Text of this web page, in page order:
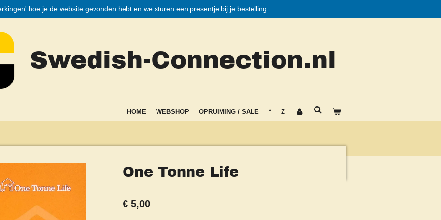
hoe je de website gevonden hebt en we sturen een presentje bij je bestelling
Swedish-Connection.nl
HOME WEBSHOP OPRUIMING / SALE * Z
One Tonne Life
€ 5,00